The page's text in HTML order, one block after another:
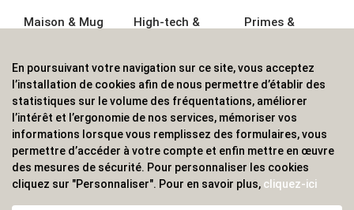
Maison & Mug
Écriture
Bagagerie sacs
High-tech &
Sport &
Outdoor
Enfant
Primes &
Boisson
Textile &
Casquette
Accessoires de
ALVS, fournisseur d'objets publicitaires, pour les
professionnels. Une implantation nationale, une
couverture internationale.
En poursuivant votre navigation sur ce site, vous acceptez
l’installation de cookies afin de nous permettre d’établir des
statistiques sur le volume des fréquentations, améliorer
l’intérêt et l’ergonomie de nos services, mémoriser vos
informations lorsque vous remplissez des formulaires, vous
permettre d’accéder à votre compte et enfin mettre en œuvre
des mesures de sécurité. Pour personnaliser les cookies
cliquez sur "Personnaliser". Pour en savoir plus, cliquez-ici